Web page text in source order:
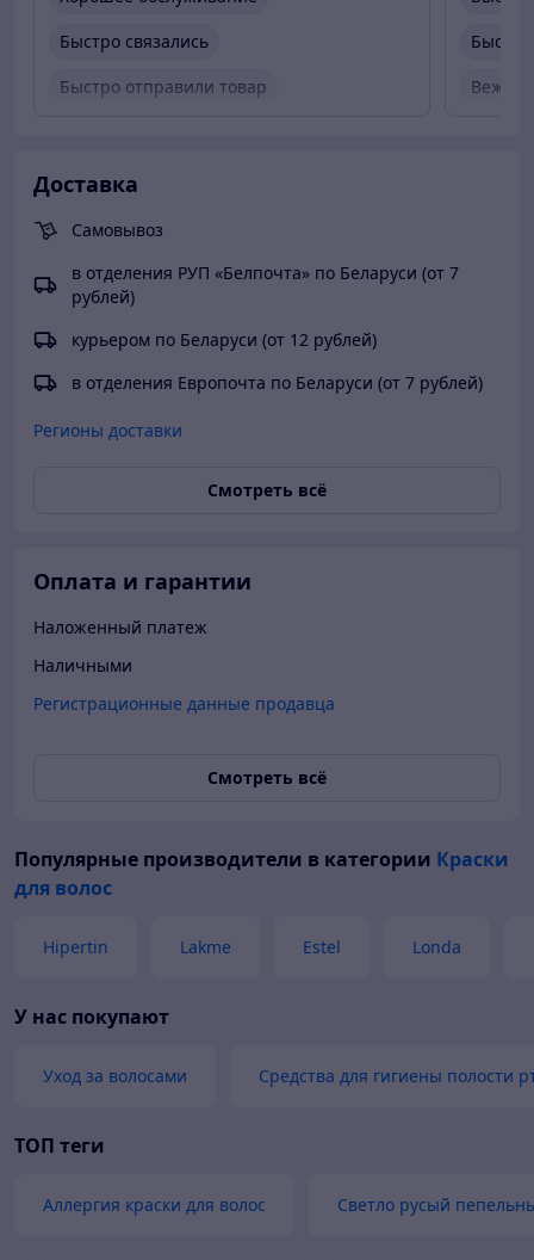
Быстро связались
Быстро отправили товар
Доставка
Самовывоз
в отделения РУП «Белпочта» по Беларуси (от 7
рублей)
курьером по Беларуси (от 12 рублей)
в отделения Европочта по Беларуси (от 7 рублей)
Регионы доставки
Смотреть всё
Оплата и гарантии
Наложенный платеж
Наличными
Регистрационные данные продавца
Смотреть всё
Популярные производители в категории Краски
для волос
Hipertin Lakme Estel Londa
У нас покупают
Уход за волосами Средства для гигиены полости
ТОП теги
Аллергия краски для волос Светло русый